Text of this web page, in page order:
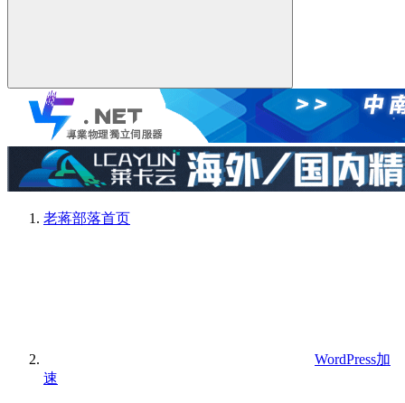
老蒋部落首页
WordPress加
速